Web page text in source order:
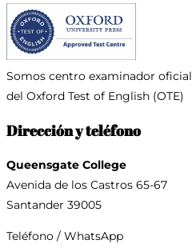
Somos centro examinador oficial
del Oxford Test of English (OTE)
Dirección y teléfono
Queensgate College
Avenida de los Castros 65-67
Santander 39005
Teléfono / WhatsApp